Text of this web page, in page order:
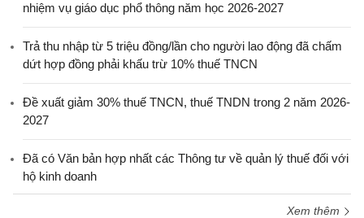
nhiệm vụ giáo dục phổ thông năm học 2026-2027
Trả thu nhập từ 5 triệu đồng/lần cho người lao động đã chấm
dứt hợp đồng phải khấu trừ 10% thuế TNCN
Đề xuất giảm 30% thuế TNCN, thuế TNDN trong 2 năm 2026-
2027
Đã có Văn bản hợp nhất các Thông tư về quản lý thuế đối với
hộ kinh doanh
Xem thêm